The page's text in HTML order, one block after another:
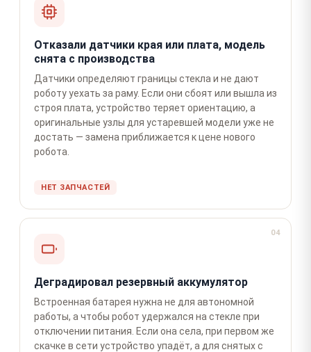
Отказали датчики края или плата, модель
снята с производства
Датчики определяют границы стекла и не дают
роботу уехать за раму. Если они сбоят или вышла из
строя плата, устройство теряет ориентацию, а
оригинальные узлы для устаревшей модели уже не
достать — замена приближается к цене нового
робота.
НЕТ ЗАПЧАСТЕЙ
04
Деградировал резервный аккумулятор
Встроенная батарея нужна не для автономной
работы, а чтобы робот удержался на стекле при
отключении питания. Если она села, при первом же
скачке в сети устройство упадёт, а для снятых с